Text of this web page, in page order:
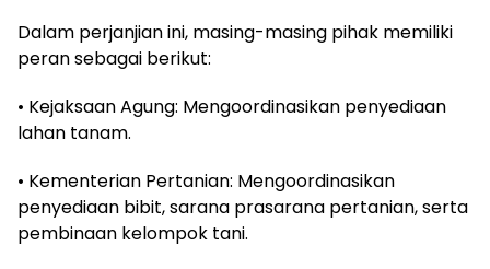
Dalam perjanjian ini, masing-masing pihak memiliki
peran sebagai berikut:
• Kejaksaan Agung: Mengoordinasikan penyediaan
lahan tanam.
• Kementerian Pertanian: Mengoordinasikan
penyediaan bibit, sarana prasarana pertanian, serta
pembinaan kelompok tani.